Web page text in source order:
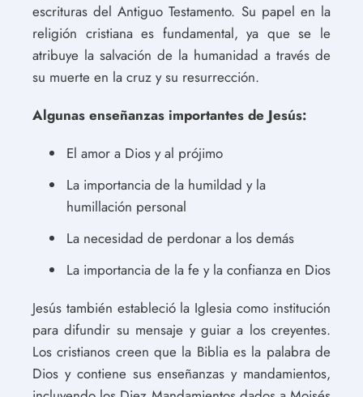
escrituras del Antiguo Testamento. Su papel en la
religión cristiana es fundamental, ya que se le
atribuye la salvación de la humanidad a través de
su muerte en la cruz y su resurrección.
Algunas enseñanzas importantes de Jesús:
El amor a Dios y al prójimo
La importancia de la humildad y la
humillación personal
La necesidad de perdonar a los demás
La importancia de la fe y la confianza en Dios
Jesús también estableció la Iglesia como institución
para difundir su mensaje y guiar a los creyentes.
Los cristianos creen que la Biblia es la palabra de
Dios y contiene sus enseñanzas y mandamientos,